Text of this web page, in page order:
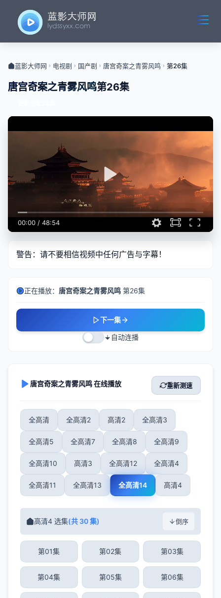
蓝影大师网 电视剧 国产剧 唐宫奇案之青雾风鸣 第26集
唐宫奇案之青雾风鸣第26集
00:00 / 48:54
警告：请不要相信视频中任何广告与字幕！
正在播放： 唐宫奇案之青雾风鸣 第26集
下一集
自动连播
唐宫奇案之青雾风鸣 在线播放 重新测速
全高清 全高清2 高清2 全高清3
全高清5 全高清7 全高清8 全高清9
全高清10 高清3 全高清12 全高清4
全高清11 全高清13 全高清14 高清4
高清4 选集(共 30 集) 倒序
第01集 第02集 第03集
第04集 第05集 第06集